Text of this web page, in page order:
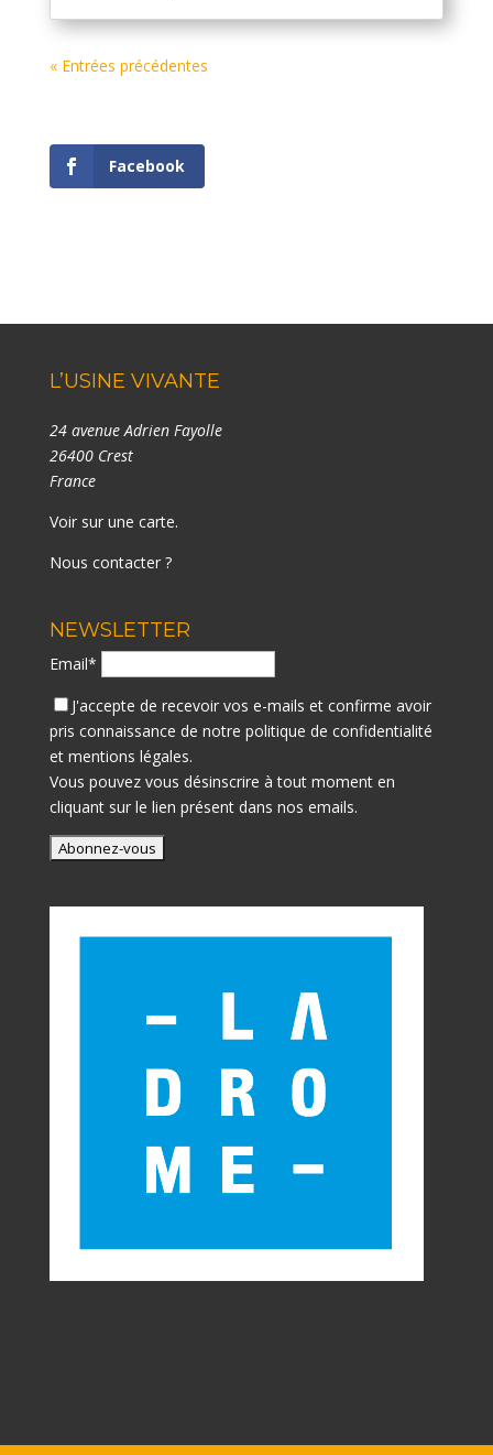
« Entrées précédentes
Facebook
L’USINE VIVANTE
24 avenue Adrien Fayolle
26400 Crest
France
Voir sur une carte.
Nous contacter ?
NEWSLETTER
Email*
J'accepte de recevoir vos e-mails et confirme avoir
pris connaissance de notre politique de confidentialité
et mentions légales.
Vous pouvez vous désinscrire à tout moment en
cliquant sur le lien présent dans nos emails.